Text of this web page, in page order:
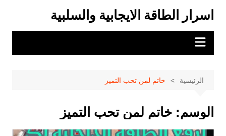
المحتوى
اسرار الطاقة الايجابية والسلبية
الرئيسية خاتم لمن تحب التميز
الوسم: خاتم لمن تحب التميز